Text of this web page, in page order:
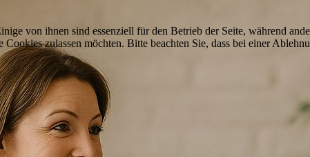
von ihnen sind essenziell für den Betrieb der Seite, während
Cookies zulassen möchten. Bitte beachten Sie, dass bei einer